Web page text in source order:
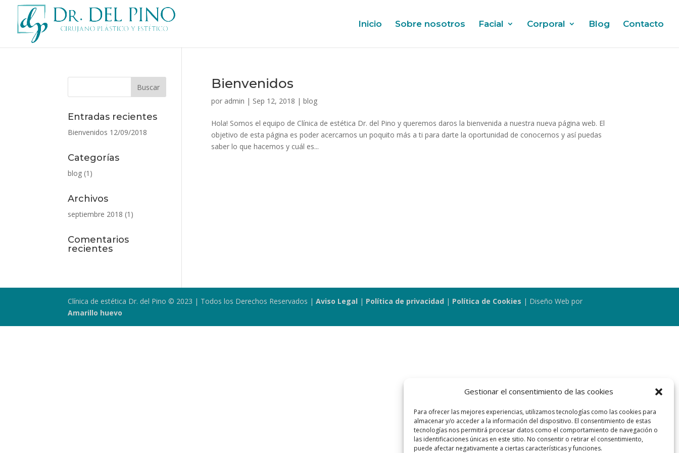
Gestionar el consentimiento de las cookies
Para ofrecer las mejores experiencias, utilizamos tecnologías como las cookies para
almacenar y/o acceder a la información del dispositivo. El consentimiento de estas
tecnologías nos permitirá procesar datos como el comportamiento de navegación o
las identificaciones únicas en este sitio. No consentir o retirar el consentimiento,
puede afectar negativamente a ciertas características y funciones.
Inicio Sobre nosotros Facial Corporal Blog Contacto
Bienvenidos
por admin | Sep 12, 2018 | blog
Hola! Somos el equipo de Clínica de estética Dr. del Pino y queremos daros la bienvenida a nuestra nueva página web. El
objetivo de esta página es poder acercarnos un poquito más a ti para darte la oportunidad de conocernos y así puedas
saber lo que hacemos y cuál es...
Entradas recientes
Bienvenidos 12/09/2018
Categorías
blog (1)
Archivos
septiembre 2018 (1)
Comentarios
recientes
Clínica de estética Dr. del Pino © 2023 | Todos los Derechos Reservados |Aviso Legal | Política de privacidad | Política de Cookies | Diseño Web por
Amarillo huevo